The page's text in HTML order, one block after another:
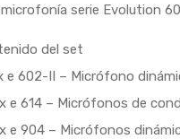
serie Evolution
del set
e 602-II – Micrófono
e 614 – Micrófonos de
e 904 – Micrófonos